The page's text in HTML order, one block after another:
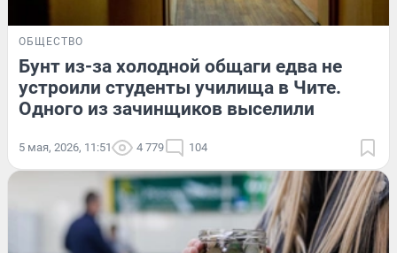
ОБЩЕСТВО
Бунт из-за холодной общаги едва не
устроили студенты училища в Чите.
Одного из зачинщиков выселили
5 мая, 2026, 11:51 4 779 104